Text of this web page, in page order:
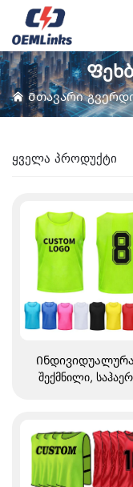
Მთავარი
ᲧᲕᲔᲚᲐ ᲞᲠᲝᲓᲣᲥᲢᲘ
შექმნილი,
ფეხბურთის/
სავარჯიშო
ტანსაცმელი,
ფეხბურთის